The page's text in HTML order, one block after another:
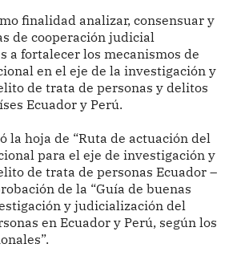
finalidad analizar, consensuar y
de cooperación judicial
a fortalecer los mecanismos de
en el eje de la investigación y
de trata de personas y delitos
Ecuador y Perú.
la hoja de “Ruta de actuación del
para el eje de investigación y
de trata de personas Ecuador –
de la “Guía de buenas
y judicialización del
en Ecuador y Perú, según los